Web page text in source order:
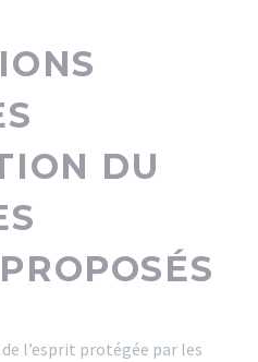
DU
l’esprit protégée par les